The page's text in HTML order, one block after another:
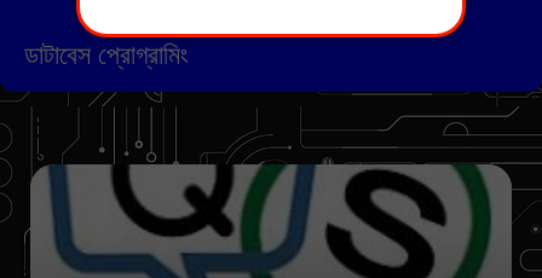
ডাটাবেস প্রোগ্রামিং